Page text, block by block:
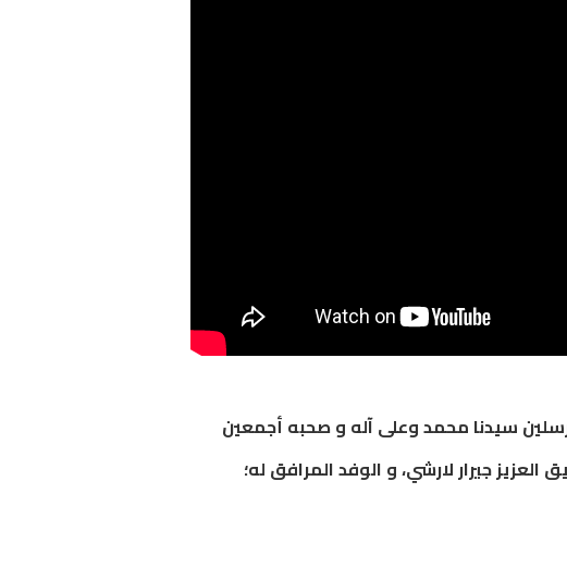
سيدنا محمد وعلى آله و صحبه أجمعين
العزيز جيرار لارشي، و الوفد المرافق له؛